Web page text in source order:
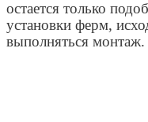
остается только
установки ферм,
выполняться монтаж.